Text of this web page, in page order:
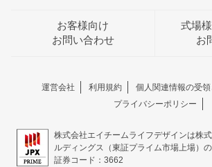
お客様向け
お問い合わせ
式場
お
運営会社 利用規約
個人関連情報の受
プライバシーポリシー
株式会社エイチームライフデザインは株
ルディングス（東証プライム市場上場）の
証券コード：3662